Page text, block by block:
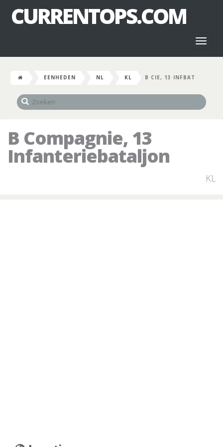
CURRENTOPS.COM
EENHEDEN NL KL B CIE, 13 INFBAT
B Compagnie, 13
Infanteriebataljon
KL